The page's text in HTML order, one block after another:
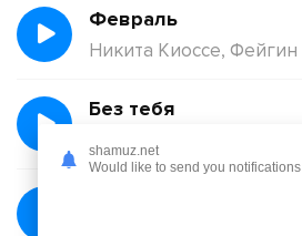
Февраль
Никита Киоссе, Фейгин
Без тебя
Йович
shamuz.net
Would like to send you notifications